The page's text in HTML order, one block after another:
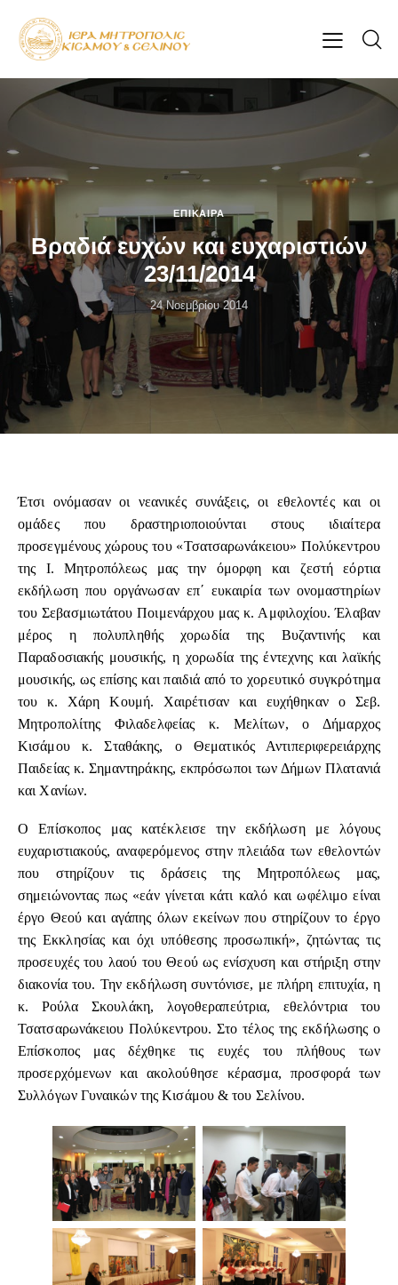
ΕΠΊΚΑΙΡΑ
Βραδιά ευχών και ευχαριστιών
23/11/2014
24 Νοεμβρίου 2014
Έτσι ονόμασαν οι νεανικές συνάξεις, οι εθελοντές και οι
ομάδες που δραστηριοποιούνται στους ιδιαίτερα
προσεγμένους χώρους του «Τσατσαρωνάκειου» Πολύκεντρου
της Ι. Μητροπόλεως μας την όμορφη και ζεστή εόρτια
εκδήλωση που οργάνωσαν επ΄ ευκαιρία των ονομαστηρίων
του Σεβασμιωτάτου Ποιμενάρχου μας κ. Αμφιλοχίου. Έλαβαν
μέρος η πολυπληθής χορωδία της Βυζαντινής και
Παραδοσιακής μουσικής, η χορωδία της έντεχνης και λαϊκής
μουσικής, ως επίσης και παιδιά από το χορευτικό συγκρότημα
του κ. Χάρη Κουμή. Χαιρέτισαν και ευχήθηκαν ο Σεβ.
Μητροπολίτης Φιλαδελφείας κ. Μελίτων, ο Δήμαρχος
Κισάμου κ. Σταθάκης, ο Θεματικός Αντιπεριφερειάρχης
Παιδείας κ. Σημαντηράκης, εκπρόσωποι των Δήμων Πλατανιά
και Χανίων.
Ο Επίσκοπος μας κατέκλεισε την εκδήλωση με λόγους
ευχαριστιακούς, αναφερόμενος στην πλειάδα των εθελοντών
που στηρίζουν τις δράσεις της Μητροπόλεως μας,
σημειώνοντας πως «εάν γίνεται κάτι καλό και ωφέλιμο είναι
έργο Θεού και αγάπης όλων εκείνων που στηρίζουν το έργο
της Εκκλησίας και όχι υπόθεσης προσωπική», ζητώντας τις
προσευχές του λαού του Θεού ως ενίσχυση και στήριξη στην
διακονία του. Την εκδήλωση συντόνισε, με πλήρη επιτυχία, η
κ. Ρούλα Σκουλάκη, λογοθεραπεύτρια, εθελόντρια του
Τσατσαρωνάκειου Πολύκεντρου. Στο τέλος της εκδήλωσης ο
Επίσκοπος μας δέχθηκε τις ευχές του πλήθους των
προσερχόμενων και ακολούθησε κέρασμα, προσφορά των
Συλλόγων Γυναικών της Κισάμου & του Σελίνου.